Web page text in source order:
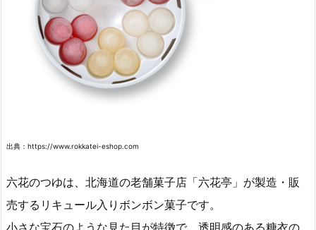
出典：https://www.rokkatei-eshop.com
六花のつゆは、北海道の老舗菓子店「六花亭」が製造・販
売するリキュール入りボンボン菓子です。
小さな宝石のような見た目が特徴で、透明感のある糖衣の